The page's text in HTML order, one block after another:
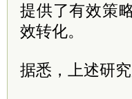
提供了有效策
效转化。
据悉，上述研